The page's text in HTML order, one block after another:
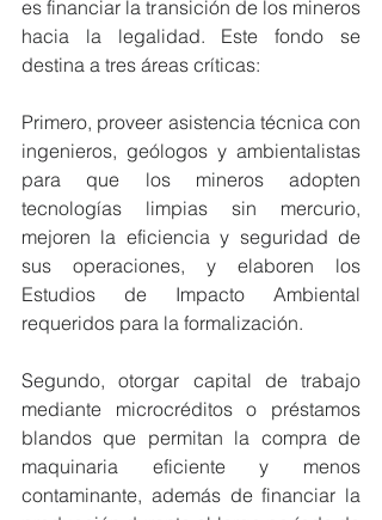
es financiar la transición de los mineros
hacia la legalidad. Este fondo se
destina a tres áreas críticas:
Primero, proveer asistencia técnica con
ingenieros, geólogos y ambientalistas
para que los mineros adopten
tecnologías limpias sin mercurio,
mejoren la eficiencia y seguridad de
sus operaciones, y elaboren los
Estudios de Impacto Ambiental
requeridos para la formalización.
Segundo, otorgar capital de trabajo
mediante microcréditos o préstamos
blandos que permitan la compra de
maquinaria eficiente y menos
contaminante, además de financiar la